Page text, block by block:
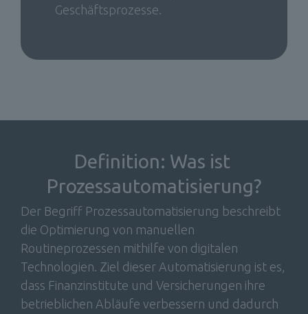
Geschäftsprozesse.
Definition: Was ist
Prozessautomatisierung?
Der Begriff Prozessautomatisierung beschreibt
die Optimierung von manuellen
Routineprozessen mithilfe von digitalen
Technologien. Ziel dieser Automatisierung ist es,
dass Finanzinstitute und Versicherungen ihre
betrieblichen Abläufe verbessern und dadurch